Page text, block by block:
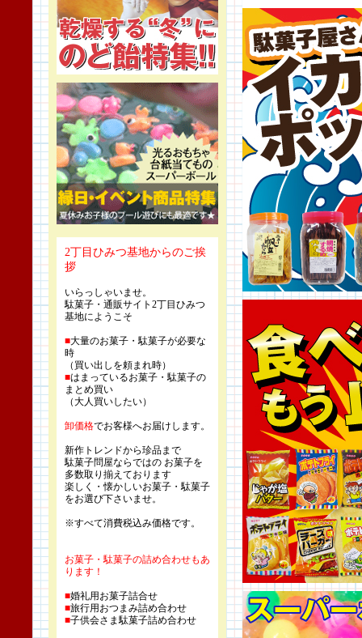
2丁目ひみつ基地からのご挨
拶
いらっしゃいませ。
駄菓子・通販サイト2丁目ひみつ
基地にようこそ
■大量のお菓子・駄菓子が必要な
時
（買い出しを頼まれ時）
■はまっているお菓子・駄菓子の
まとめ買い
（大人買いしたい）
卸価格でお客様へお届けします。
新作トレンドから珍品まで
駄菓子問屋ならではの お菓子を
多数取り揃えております
楽しく・懐かしいお菓子・駄菓子
をお選び下さいませ。
※すべて消費税込み価格です。
お菓子・駄菓子の詰め合わせもあ
ります！
■婚礼用お菓子詰合せ
■旅行用おつまみ詰め合わせ
■子供会さま駄菓子詰め合わせ